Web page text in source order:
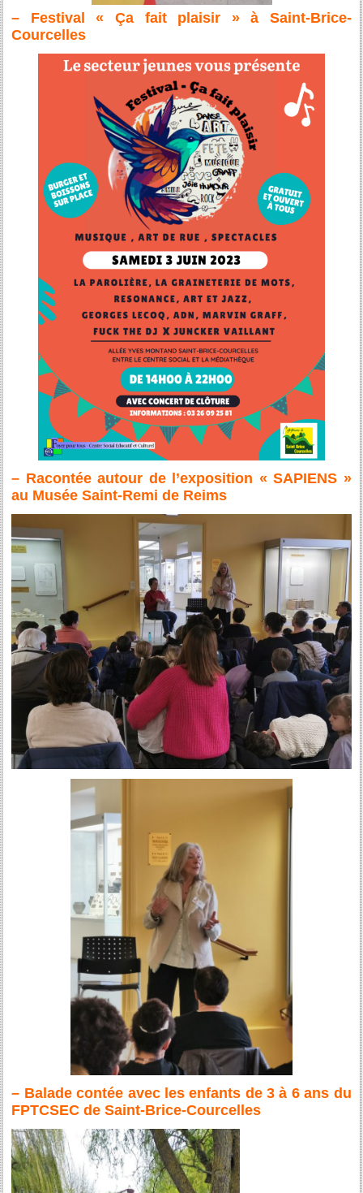
– Festival « Ça fait plaisir » à Saint-Brice-
Courcelles
– Racontée autour de l’exposition « SAPIENS »
au Musée Saint-Remi de Reims
– Balade contée avec les enfants de 3 à 6 ans du
FPTCSEC de Saint-Brice-Courcelles